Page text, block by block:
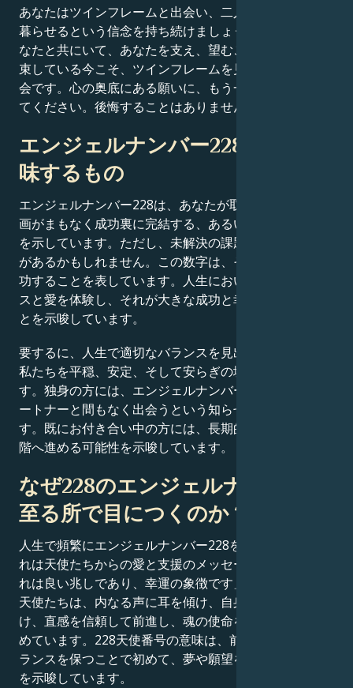
あなたはツインフレームと出会い、二人で永遠に幸せに
暮らせるという信念を持ち続けましょう。天使たちがあ
なたと共にいて、あなたを支え、望むことを叶えると約
束している今こそ、ツインフレームを見つける絶好の機
会です。心の奥底にある願いに、もう一度耳を傾けてみ
てください。後悔することはありません。
エンジェルナンバー228が愛に意
味するもの
エンジェルナンバー228は、あなたが取り組んできた計
画がまもなく成功裏に完結する、あるいは完成する兆し
を示しています。ただし、未解決の課題は整理する必要
があるかもしれません。この数字は、それらの試みが成
功することを表しています。人生において多くのロマン
スと愛を体験し、それが大きな成功と幸福をもたらすこ
とを示唆しています。
要するに、人生で適切なバランスを見出せれば、それは
私たちを平穏、安定、そして安らぎの境地へと導くので
す。独身の方には、エンジェルナンバー228は人生のパ
ートナーと間もなく出会うという知らせをもたらしま
す。既にお付き合い中の方には、長期的な関係を次の段
階へ進める可能性を示唆しています。
なぜ228のエンジェルナンバーが
至る所で目につくのか？
人生で頻繁にエンジェルナンバー228を目にする時、そ
れは天使たちからの愛と支援のメッセージです。 「そ
れは良い兆しであり、幸運の象徴です」と彼は言った。
天使たちは、内なる声に耳を傾け、自身の知恵に耳を傾
け、直感を信頼して前進し、魂の使命を達成するよう求
めています。228天使番号の意味は、前向きな姿勢とバ
ランスを保つことで初めて、夢や願望を達成できること
を示唆しています。